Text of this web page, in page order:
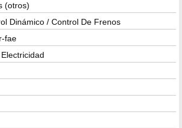
(otros)
Dinámico / Control De Frenos
fae